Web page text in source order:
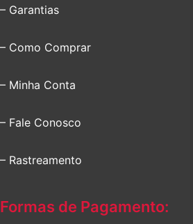
– Garantias
– Como Comprar
– Minha Conta
– Fale Conosco
– Rastreamento
Formas de Pagamento: